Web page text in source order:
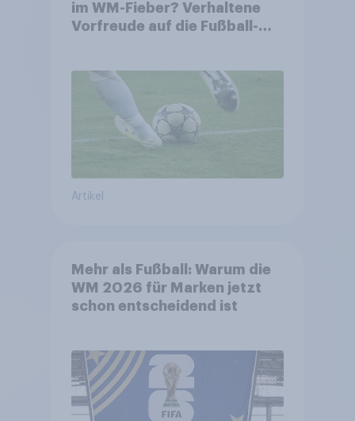
im WM-Fieber? Verhaltene
Vorfreude auf die Fußball-
Artikel
Mehr als Fußball: Warum die
WM 2026 für Marken jetzt
schon entscheidend ist